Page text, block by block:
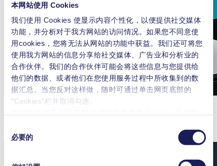
本网站使用 Cookies
我们使用 Cookies 使显示内容个性化，以便提供社交媒体
功能，并分析对于我方网站的访问情况。如果您不同意使
用cookies，您将无法从网站的功能中获益。我们还可将您
使用我方网站的信息分享给社交媒体、广告业和分析业的
合作伙伴。我们的合作伙伴可能会将这些信息与您提供给
他们的数据、或者他们在您使用服务过程中所收集到的数
据汇总。当您反对这样做，随时可通过单击网页底部的
“Cookies”栏并取消勾选。
必要的